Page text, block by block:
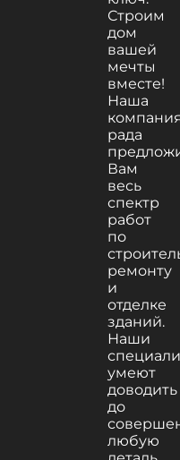
Строим
дом
вашей
мечты
вместе!
Наша
компания
рада
Вам
весь
спектр
работ
по
ремонту
и
отделке
зданий.
Наши
умеют
доводить
до
любую